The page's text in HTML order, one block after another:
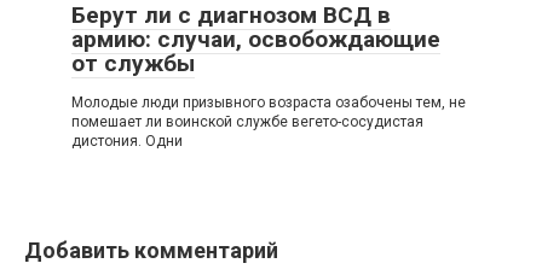
Берут ли с диагнозом ВСД в
армию: случаи, освобождающие
от службы
Молодые люди призывного возраста озабочены тем, не
помешает ли воинской службе вегето-сосудистая
дистония. Одни
Добавить комментарий